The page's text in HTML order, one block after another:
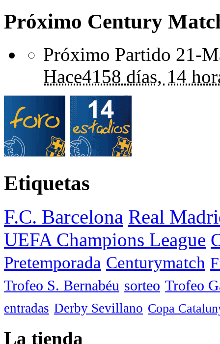
Próximo Century
Próximo Partido 21-
Hace4158 días, 14
Etiquetas
F.C. Barcelona Real
UEFA Champions League
Pretemporada Centurymatch
Trofeo S. Bernabéu sorteo Trofeo
entradas Derby Sevillano Copa
La tienda